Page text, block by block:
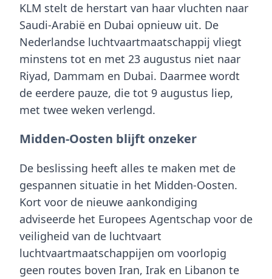
KLM stelt de herstart van haar vluchten naar
Saudi-Arabië en Dubai opnieuw uit. De
Nederlandse luchtvaartmaatschappij vliegt
minstens tot en met 23 augustus niet naar
Riyad, Dammam en Dubai. Daarmee wordt
de eerdere pauze, die tot 9 augustus liep,
met twee weken verlengd.
Midden-Oosten blijft onzeker
De beslissing heeft alles te maken met de
gespannen situatie in het Midden-Oosten.
Kort voor de nieuwe aankondiging
adviseerde het Europees Agentschap voor de
veiligheid van de luchtvaart
luchtvaartmaatschappijen om voorlopig
geen routes boven Iran, Irak en Libanon te